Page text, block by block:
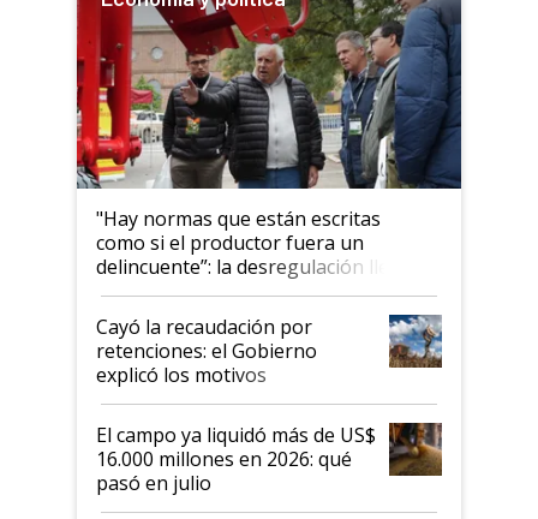
"Hay normas que están escritas
como si el productor fuera un
delincuente”: la desregulación llegó
al Congreso Aapresid y hasta se
habló del financiamiento al IPCVA
Cayó la recaudación por
retenciones: el Gobierno
explicó los motivos
El campo ya liquidó más de US$
16.000 millones en 2026: qué
pasó en julio